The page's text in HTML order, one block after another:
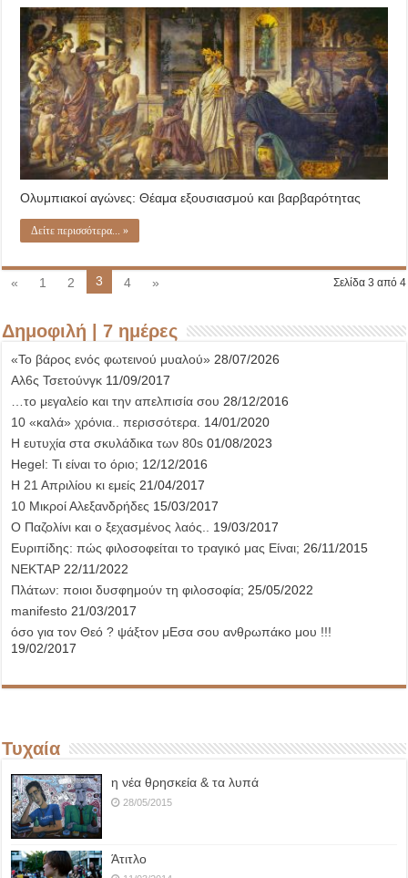
πώς
ο
Ολυμπισμός
γίνεται
σκοταδισμός;
Ολυμπιακοί αγώνες: Θέαμα εξουσιασμού και βαρβαρότητας
Δείτε περισσότερα... »
Σελίδα 3 από 4
« 1 2 3 4 »
Δημοφιλή | 7 ημέρες
«Το βάρος ενός φωτεινού μυαλού» 28/07/2026
Αλ6ς Τσετούνγκ 11/09/2017
…το μεγαλείο και την απελπισία σου 28/12/2016
10 «καλά» χρόνια.. περισσότερα. 14/01/2020
Η ευτυχία στα σκυλάδικα των 80s 01/08/2023
Hegel: Τι είναι το όριο; 12/12/2016
Η 21 Απριλίου κι εμείς 21/04/2017
10 Μικροί Αλεξανδρήδες 15/03/2017
Ο Παζολίνι και ο ξεχασμένος λαός..
19/03/2017
Ευριπίδης: πώς φιλοσοφείται το τραγικό μας Είναι; 26/11/2015
ΝΕΚΤΑΡ 22/11/2022
Πλάτων: ποιοι δυσφημούν τη φιλοσοφία; 25/05/2022
manifesto 21/03/2017
όσο για τον Θεό ? ψάξτον μΕσα σου ανθρωπάκο μου !!!
19/02/2017
Τυχαία
η νέα θρησκεία & τα λυπά
28/05/2015
Άτιτλο